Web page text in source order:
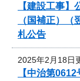
【建設工事】
（国補正）
札公告
2025年2月18日
【中治第